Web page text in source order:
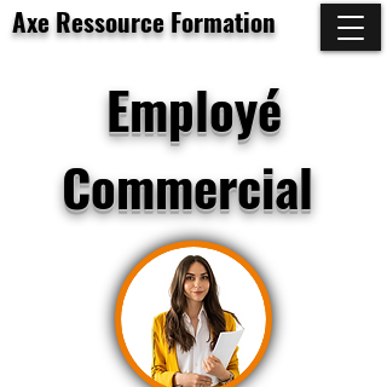
Axe Ressource Formation
Employé
Commercial